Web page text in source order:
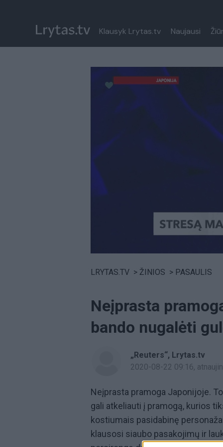
Klausyk Lrytas.tv Naujausi
Paremkite Ukrainą
LRYTAS.TV > ŽINIOS > PASAULIS
Neįprasta
bando nugalėti
„Reuters“, Lrytas.tv
2020-08-22 09:16,
Neįprasta pramoga Japonijoje.
gali atkeliauti į pramogą, kurios
kostiumais pasidabinę
klausosi siaubo pasakojimų ir